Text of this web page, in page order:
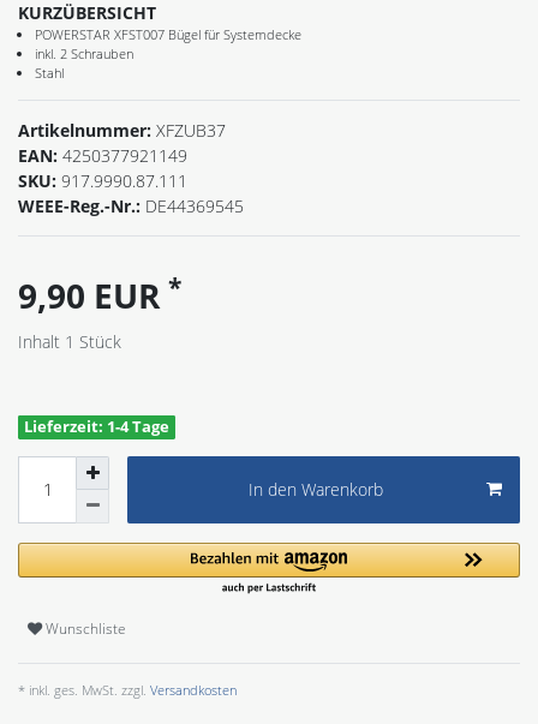
KURZÜBERSICHT
POWERSTAR XFST007 Bügel für Systemdecke
inkl. 2 Schrauben
Stahl
Artikelnummer: XFZUB37
EAN: 4250377921149
SKU: 917.9990.87.111
WEEE-Reg.-Nr.: DE44369545
9,90 EUR *
Inhalt 1 Stück
Lieferzeit: 1-4 Tage
In den Warenkorb
Wunschliste
* inkl. ges. MwSt. zzgl. Versandkosten